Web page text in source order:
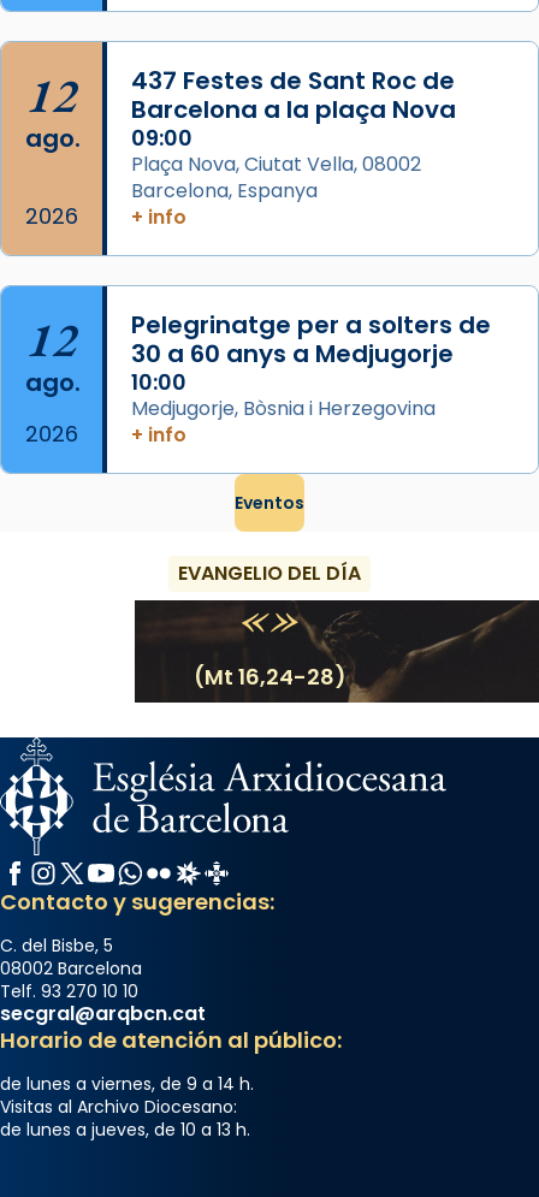
que les santes són filles de l’antiga Iluro.
Mataró en reivindicarà les relíq
Foto
View on Facebook · Share
12
ago.
2026
437 Festes de Sant Roc de
Barcelona a la plaça Nova
09:00
Plaça Nova, Ciutat Vella, 08002
Barcelona, Espanya
+ info
12
ago.
2026
Pelegrinatge per a solters de
30 a 60 anys a Medjugorje
10:00
Medjugorje, Bòsnia i Herzegovina
+ info
Eventos
EVANGELIO DEL DÍA
(Mt 16,24-28)
Facebook
Instagram
X / Twitter
YouTube
WhatsApp
FlickrRadio Estel
Catalunya Cristiana
Contacto y sugerencias:
C. del Bisbe, 5
08002 Barcelona
Telf. 93 270 10 10
secgral@arqbcn.cat
Horario de atención al público:
de lunes a viernes, de 9 a 14 h.
Visitas al Archivo Diocesano:
de lunes a jueves, de 10 a 13 h.